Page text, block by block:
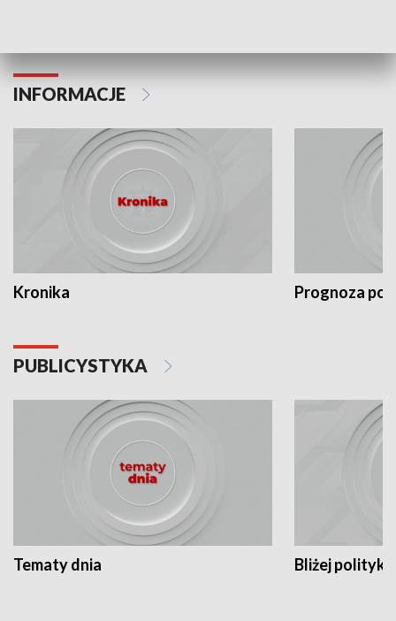
INFORMACJE
Kronika Prognoza
PUBLICYSTYKA
Tematy dnia Bliżej polityki